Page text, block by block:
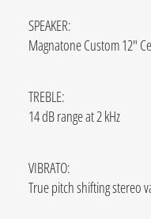
SPEAKER:
Magnatone Custom 12"
TREBLE:
14 dB range at 2 kHz
VIBRATO:
True pitch shifting stereo